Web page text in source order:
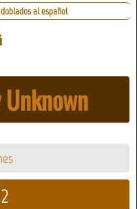
al español
Unknown